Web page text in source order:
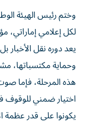
وختم رئيس الهيئة
لكل إعلامي إماراتي،
يعد دوره نقل الأخبار
وحماية مكتسباتها،
هذه المرحلة، فإما
اختيار ضمني للوقوف
يكونوا على قدر عظمة